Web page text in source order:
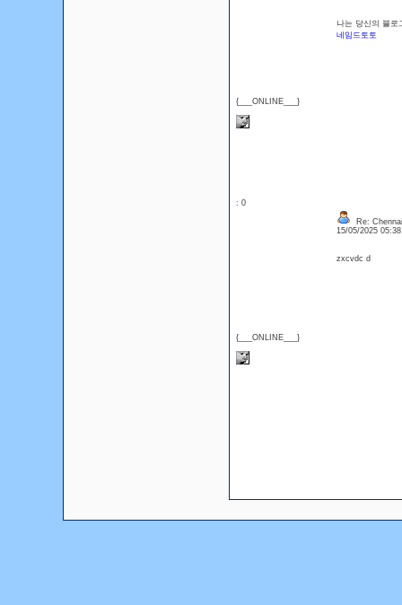
{___ONLINE___}
나는 당신의 블로
네임드토토
: 0
{___ONLINE___}
Re:
15/05/2025
zxcvdc d